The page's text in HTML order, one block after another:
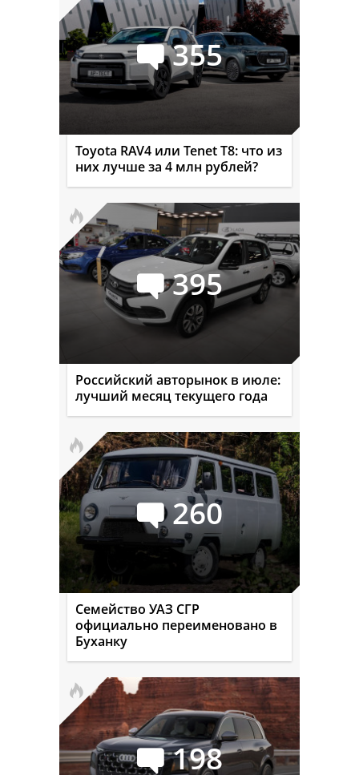
355
Toyota RAV4 или Tenet T8: что из
них лучше за 4 млн рублей?
395
Российский авторынок в июле:
лучший месяц текущего года
260
Семейство УАЗ СГР
официально переименовано в
Буханку
198